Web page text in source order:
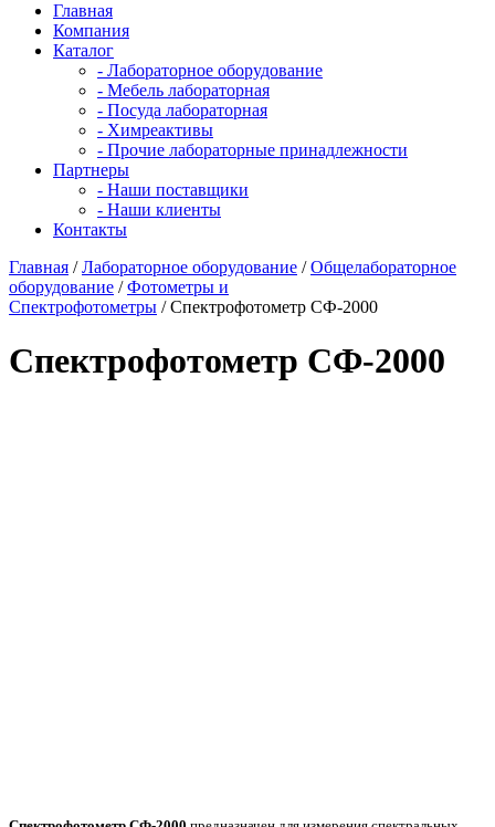
Главная
Компания
Каталог
- Лабораторное оборудование
- Мебель лабораторная
- Посуда лабораторная
- Химреактивы
- Прочие лабораторные принадлежности
Партнеры
- Наши поставщики
- Наши клиенты
Контакты
Главная /Лабораторное оборудование /Общелабораторное
оборудование /Фотометры и
Спектрофотометры / Спектрофотометр СФ-2000
Спектрофотометр СФ-2000